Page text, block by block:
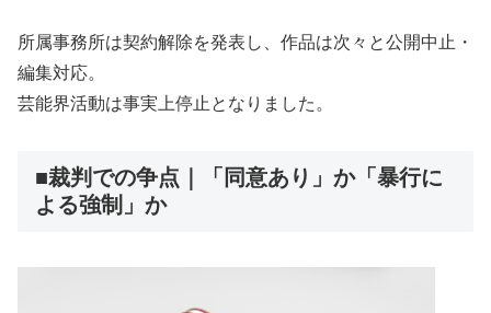
所属事務所は契約解除を発表し、作品は次々と公開中止・
編集対応。
芸能界活動は事実上停止となりました。
■裁判での争点｜「同意あり」か「暴行に
よる強制」か